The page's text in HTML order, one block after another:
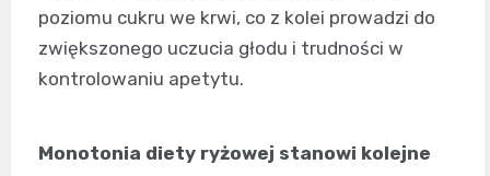
poziomu cukru we krwi, co z kolei prowadzi do
zwiększonego uczucia głodu i trudności w
kontrolowaniu apetytu.
Monotonia diety ryżowej stanowi kolejne